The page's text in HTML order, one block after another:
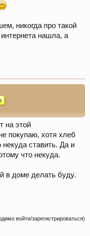
никогда про такой
нашла, а
на этой
покупаю, хотя хлеб
ставить. Да и
что некуда.
в доме делать буду.
войти/зарегистрироваться)